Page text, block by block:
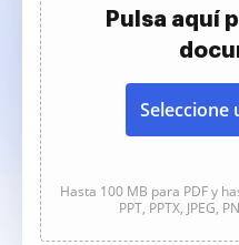
Pulsa aquí
Seleccione
Hasta 100 MB para PDF y
PPT, PPTX, JPEG,